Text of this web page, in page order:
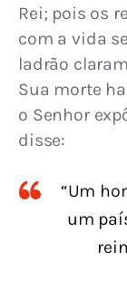
Rei; pois os
com a vida
ladrão
Sua morte
o Senhor
disse:
“Um
um